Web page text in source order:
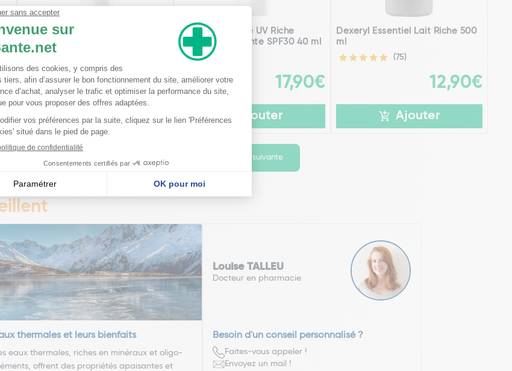
Avène Hydrance UV Légère
Émulsion Hydratante 40 ml
17,90€
Ajouter
Avène Hydrance UV Riche
Crème Hydratante SPF30 40 ml
17,90€
Ajouter
Dexeryl Essentiel Lait Riche 500
ml
(75)
12,90€
Ajouter
Page suivante
thermales et leurs bienfaits
eaux thermales, riches en minéraux et oligo-
offrent des propriétés apaisantes et
Louise TALLEU
Docteur en pharmacie
Besoin d'un conseil personnalisé ?
Faites-vous appeler !
Envoyez un mail !